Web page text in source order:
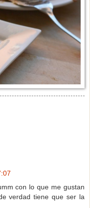
con lo que me gustan
verdad tiene que ser la